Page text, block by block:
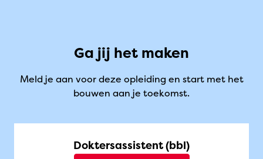
Ga jij het maken
Meld je aan voor deze opleiding en start met het
bouwen aan je toekomst.
Doktersassistent (bbl)